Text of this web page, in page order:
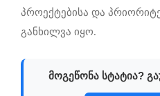
პროექტებისა და
განხილვა იყო.
მოგეწონა სტატია?